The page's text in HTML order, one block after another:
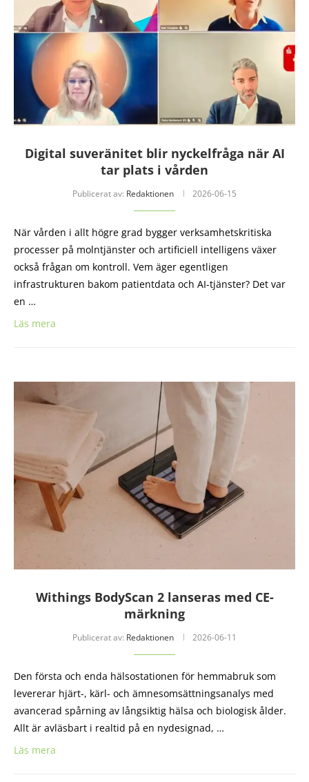
Digital suveränitet blir nyckelfråga när AI
tar plats i vården
Publicerat av: Redaktionen 2026-06-15
När vården i allt högre grad bygger verksamhetskritiska
processer på molntjänster och artificiell intelligens växer
också frågan om kontroll. Vem äger egentligen
infrastrukturen bakom patientdata och AI-tjänster? Det var
en …
Läs mera
Withings BodyScan 2 lanseras med CE-
märkning
Publicerat av: Redaktionen 2026-06-11
Den första och enda hälsostationen för hemmabruk som
levererar hjärt-, kärl- och ämnesomsättningsanalys med
avancerad spårning av långsiktig hälsa och biologisk ålder.
Allt är avläsbart i realtid på en nydesignad, …
Läs mera